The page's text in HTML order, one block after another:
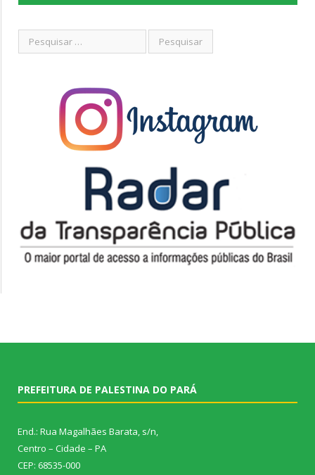
PREFEITURA DE PALESTINA DO PARÁ
End.: Rua Magalhães Barata, s/n,
Centro – Cidade – PA
CEP: 68535-000